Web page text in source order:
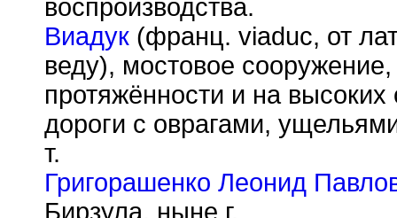
воспроизводства.
Виадук (франц. viaduc, от
веду), мостовое
протяжённости и на
дороги с оврагами,
т.
Григорашенко Леонид
Бирзула, ныне г.